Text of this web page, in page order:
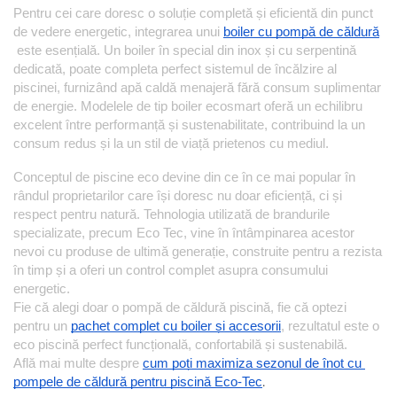
Pentru cei care doresc o soluție completă și eficientă din punct
de vedere energetic, integrarea unui boiler cu pompă de căldură
este esențială. Un boiler în special din inox și cu serpentină
dedicată, poate completa perfect sistemul de încălzire al
piscinei, furnizând apă caldă menajeră fără consum suplimentar
de energie. Modelele de tip boiler ecosmart oferă un echilibru
excelent între performanță și sustenabilitate, contribuind la un
consum redus și la un stil de viață prietenos cu mediul.
Conceptul de piscine eco devine din ce în ce mai popular în
rândul proprietarilor care își doresc nu doar eficiență, ci și
respect pentru natură. Tehnologia utilizată de brandurile
specializate, precum Eco Tec, vine în întâmpinarea acestor
nevoi cu produse de ultimă generație, construite pentru a rezista
în timp și a oferi un control complet asupra consumului
energetic.
Fie că alegi doar o pompă de căldură piscină, fie că optezi
pentru un pachet complet cu boiler și accesorii, rezultatul este o
eco piscină perfect funcțională, confortabilă și sustenabilă.
Află mai multe despre cum poți maximiza sezonul de înot cu
pompele de căldură pentru piscină Eco-Tec.